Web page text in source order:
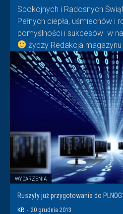
Spokojnych i Radosnych
Pełnych ciepła, uśmiechów i rodzinnej atmosfery oraz
WYDARZENIA
Ruszyły już przygotowania do
KR - 20 grudnia 2013